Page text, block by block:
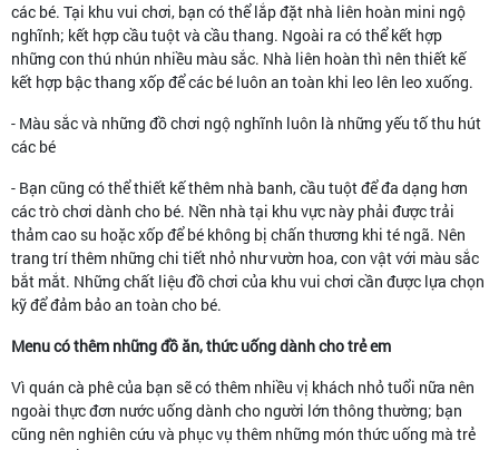
các bé. Tại khu vui chơi, bạn có thể lắp đặt nhà liên hoàn mini ngộ
nghĩnh; kết hợp cầu tuột và cầu thang. Ngoài ra có thể kết hợp
những con thú nhún nhiều màu sắc. Nhà liên hoàn thì nên thiết kế
kết hợp bậc thang xốp để các bé luôn an toàn khi leo lên leo xuống.
- Màu sắc và những đồ chơi ngộ nghĩnh luôn là những yếu tố thu hút
các bé
- Bạn cũng có thể thiết kế thêm nhà banh, cầu tuột để đa dạng hơn
các trò chơi dành cho bé. Nền nhà tại khu vực này phải được trải
thảm cao su hoặc xốp để bé không bị chấn thương khi té ngã. Nên
trang trí thêm những chi tiết nhỏ như vườn hoa, con vật với màu sắc
bắt mắt. Những chất liệu đồ chơi của khu vui chơi cần được lựa chọn
kỹ để đảm bảo an toàn cho bé.
Menu có thêm những đồ ăn, thức uống dành cho trẻ em
Vì quán cà phê của bạn sẽ có thêm nhiều vị khách nhỏ tuổi nữa nên
ngoài thực đơn nước uống dành cho người lớn thông thường; bạn
cũng nên nghiên cứu và phục vụ thêm những món thức uống mà trẻ